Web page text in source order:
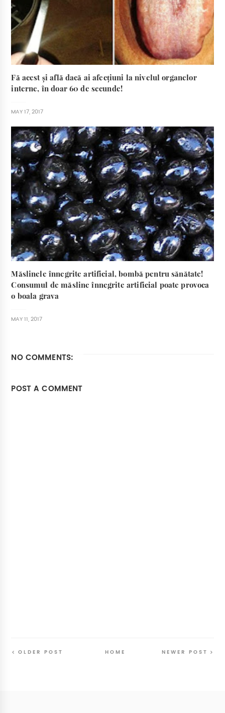
Fă acest și află dacă ai afecțiuni la nivelul organelor
interne, în doar 60 de secunde!
MAY 17, 2017
Măslinele înnegrite artificial, bombă pentru sănătate!
Consumul de măsline înnegrite artificial poate provoca
o boala grava
MAY 11, 2017
NO COMMENTS:
POST A COMMENT
NEWER POST
OLDER POST HOME